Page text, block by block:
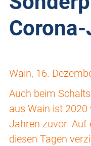
Wain, 16.
Auch beim
aus Wain ist 2020
Jahren zuvor. Auf
diesen Tagen